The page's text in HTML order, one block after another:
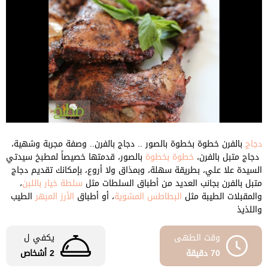
دجاج بالفرن خطوة بخطوة بالصور .. دجاج بالفرن.. وصفة مجربة وشهية،
دجاج متبل بالفرن، خطوة بخطوة بالصور، قدمتها خصيصاً لمطبخ سيدتي
السيدة علا علي، بطريقة سهلة، وبمذاق ولا أروع، بإمكانك تقديم دجاج
متبل بالفرن بجانب العديد من أطباق السلطات مثل سلطة خيار باللبن،
والمقبلات الطيبة مثل البطاطس المشوية، أو أطباق الأرز المبهرالطيب
واللذيذ
وقت الطهى
70 دقيقة
يكفي ل
2 أشخاص